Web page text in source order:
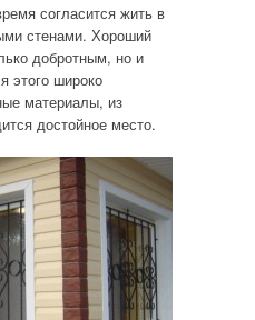
согласится жить в
стенами. Хороший
добротным, но и
этого широко
материалы, из
достойное место.